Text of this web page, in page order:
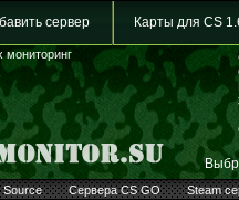
сервер Карты для CS
мониторинг
Source Сервера CS GO Steam